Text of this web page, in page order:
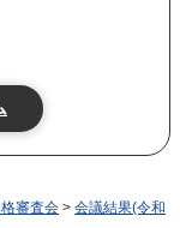
審査会 > 会議結果(令和